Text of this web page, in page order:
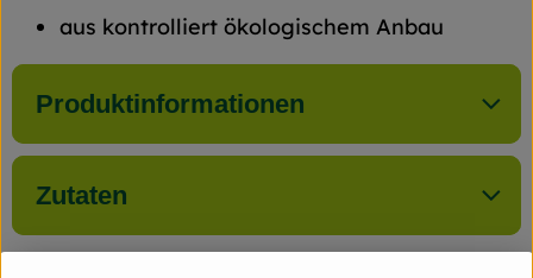
aus kontrolliert ökologischem Anbau
Produktinformationen
Zutaten